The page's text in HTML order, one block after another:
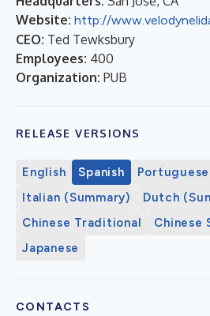
Website: http://
CEO: Ted Tewksbury
Employees: 400
Organization: PUB
RELEASE VERSIONS
English Spanish Portuguese
Italian (Summary)
Dutch
Chinese Traditional
Chinese
Japanese
CONTACTS